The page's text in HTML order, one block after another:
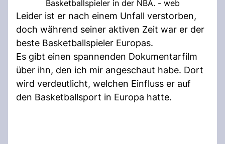
Basketballspieler in der NBA. - web
Leider ist er nach einem Unfall verstorben,
doch während seiner aktiven Zeit war er der
beste Basketballspieler Europas.
Es gibt einen spannenden Dokumentarfilm
über ihn, den ich mir angeschaut habe. Dort
wird verdeutlicht, welchen Einfluss er auf
den Basketballsport in Europa hatte.